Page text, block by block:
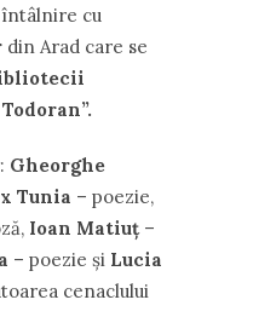
întâlnire cu
din Arad care se
Gheorghe
Tunia – poezie,
Ioan Matiuţ–
– poezie şi Lucia
cenaclului